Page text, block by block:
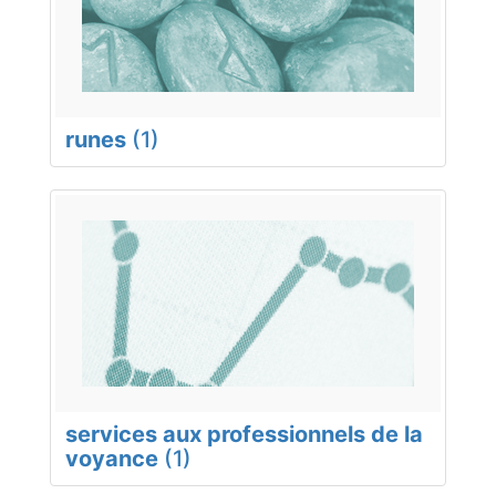
runes (1)
services aux professionnels de la
voyance (1)